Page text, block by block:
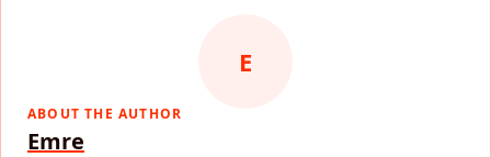
E
ABOUT THE AUTHOR
Emre